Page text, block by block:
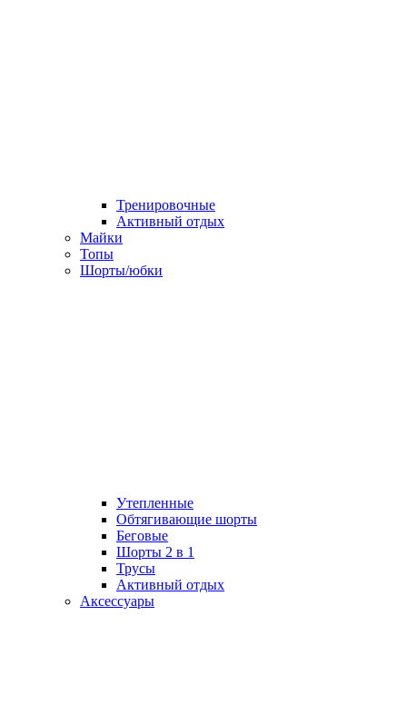
Тренировочные
Активный отдых
Майки
Топы
Шорты/юбки
Утепленные
Обтягивающие шорты
Беговые
Шорты 2 в 1
Трусы
Активный отдых
Аксессуары